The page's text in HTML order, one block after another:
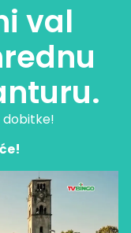
val
dobitke!